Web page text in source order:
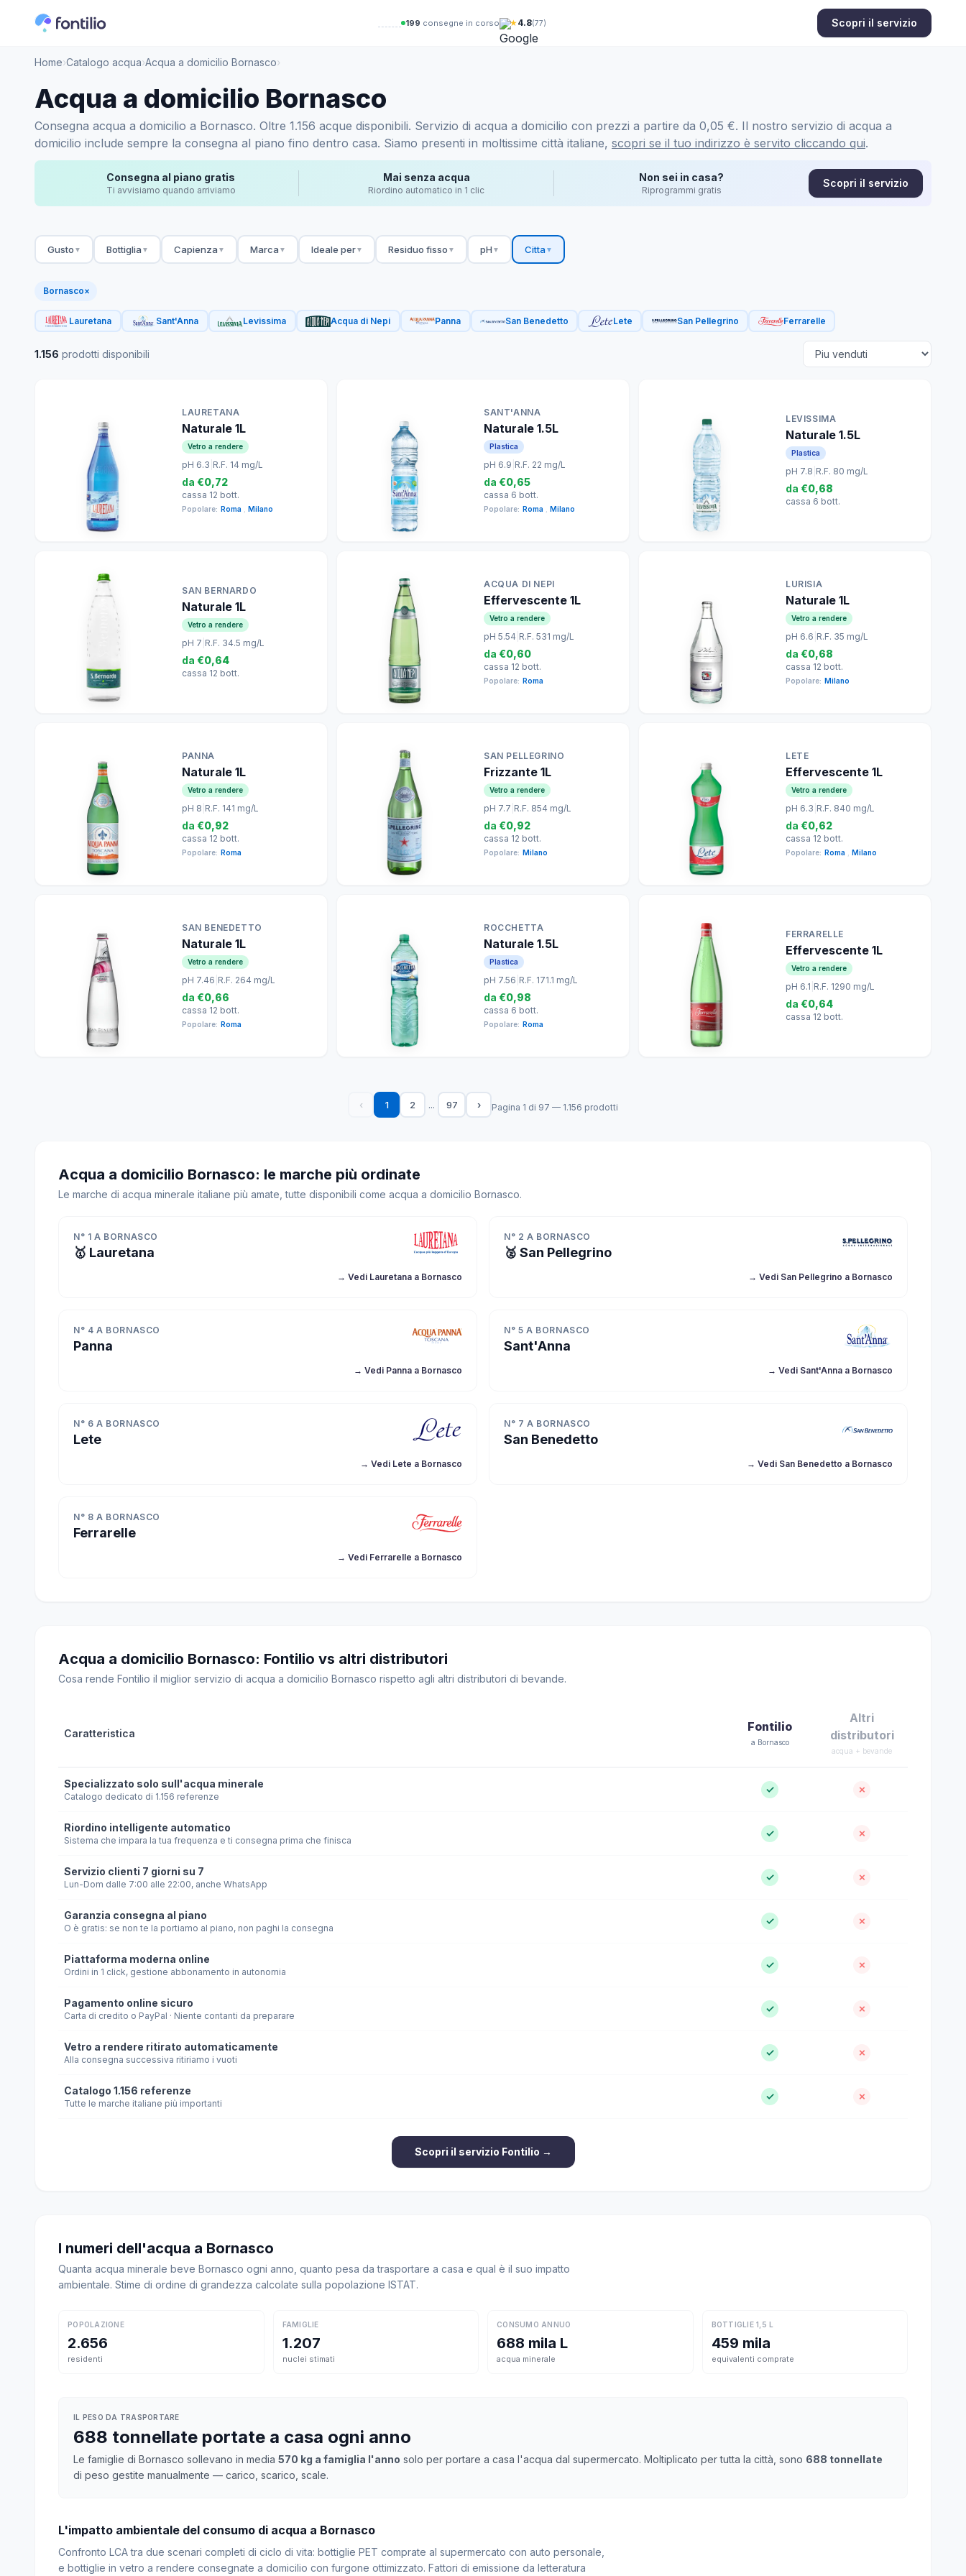
200 consegne in corso ★4.8(77) Scopri il servizio
Home›Catalogo acqua›Acqua a domicilio Bornasco›
Acqua a domicilio Bornasco
Consegna acqua a domicilio a Bornasco. Oltre 1.156 acque disponibili. Servizio di acqua a domicilio con prezzi a partire da 0,05 €. Il nostro servizio di acqua a
domicilio include sempre la consegna al piano fino dentro casa. Siamo presenti in moltissime città italiane, scopri se il tuo indirizzo è servito cliccando qui.
Consegna al piano gratis
Ti avvisiamo quando arriviamo
Mai senza acqua
Riordino automatico in 1 clic
Non sei in casa?
Riprogrammi gratis
Scopri il servizio
Gusto ▼ Bottiglia ▼ Capienza ▼ Marca ▼ Ideale per▼ Residuo fisso ▼ pH ▼ Citta▼
Bornasco×
Lauretana Sant'Anna Levissima Acqua di Nepi Panna San Benedetto Lete San Pellegrino Ferrarelle
1.156 prodotti disponibili
LAURETANA
Naturale 1L
Vetro a rendere
pH 6.3 R.F. 14 mg/L
da €0,72
cassa 12 bott.
Popolare: Roma Milano
SANT'ANNA
Naturale 1.5L
Plastica
pH 6.9 R.F. 22 mg/L
da €0,65
cassa 6 bott.
Popolare: Roma Milano
LEVISSIMA
Naturale 1.5L
Plastica
pH 7.8 R.F. 80 mg/L
da €0,68
cassa 6 bott.
SAN BERNARDO
Naturale 1L
Vetro a rendere
pH 7 R.F. 34.5 mg/L
da €0,64
cassa 12 bott.
ACQUA DI NEPI
Effervescente 1L
Vetro a rendere
pH 5.54 R.F. 531 mg/L
da €0,60
cassa 12 bott.
Popolare: Roma
LURISIA
Naturale 1L
Vetro a rendere
pH 6.6 R.F. 35 mg/L
da €0,68
cassa 12 bott.
Popolare: Milano
PANNA
Naturale 1L
Vetro a rendere
pH 8 R.F. 141 mg/L
da €0,92
cassa 12 bott.
Popolare: Roma
SAN PELLEGRINO
Frizzante 1L
Vetro a rendere
pH 7.7 R.F. 854 mg/L
da €0,92
cassa 12 bott.
Popolare: Milano
LETE
Effervescente 1L
Vetro a rendere
pH 6.3 R.F. 840 mg/L
da €0,62
cassa 12 bott.
Popolare: Roma Milano
SAN BENEDETTO
Naturale 1L
Vetro a rendere
pH 7.46 R.F. 264 mg/L
da €0,66
cassa 12 bott.
Popolare: Roma
ROCCHETTA
Naturale 1.5L
Plastica
pH 7.56 R.F. 171.1 mg/L
da €0,98
cassa 6 bott.
Popolare: Roma
FERRARELLE
Effervescente 1L
Vetro a rendere
pH 6.1 R.F. 1290 mg/L
da €0,64
cassa 12 bott.
‹ 1 2 ... 97 › Pagina 1 di 97 — 1.156 prodotti
Acqua a domicilio Bornasco: le marche più ordinate
Le marche di acqua minerale italiane più amate, tutte disponibili come acqua a domicilio Bornasco.
N° 1 A BORNASCO
🥇 Lauretana
→ Vedi Lauretana a Bornasco
N° 2 A BORNASCO
🥈 San Pellegrino
→ Vedi San Pellegrino a Bornasco
N° 4 A BORNASCO
Panna
→ Vedi Panna a Bornasco
N° 5 A BORNASCO
Sant'Anna
→ Vedi Sant'Anna a Bornasco
N° 6 A BORNASCO
Lete
→ Vedi Lete a Bornasco
N° 7 A BORNASCO
San Benedetto
→ Vedi San Benedetto a Bornasco
N° 8 A BORNASCO
Ferrarelle
→ Vedi Ferrarelle a Bornasco
Acqua a domicilio Bornasco: Fontilio vs altri distributori
Cosa rende Fontilio il miglior servizio di acqua a domicilio Bornasco rispetto agli altri distributori di bevande.
Caratteristica Fontilio
a Bornasco
Altri
distributori
acqua + bevande
Specializzato solo sull'acqua minerale
Catalogo dedicato di 1.156 referenze
✓ ✗
Riordino intelligente automatico
Sistema che impara la tua frequenza e ti consegna prima che finisca
✓ ✗
Servizio clienti 7 giorni su 7
Lun-Dom dalle 7:00 alle 22:00, anche WhatsApp
✓ ✗
Garanzia consegna al piano
O è gratis: se non te la portiamo al piano, non paghi la consegna
✓ ✗
Piattaforma moderna online
Ordini in 1 click, gestione abbonamento in autonomia
✓ ✗
Pagamento online sicuro
Carta di credito o PayPal · Niente contanti da preparare
✓ ✗
Vetro a rendere ritirato automaticamente
Alla consegna successiva ritiriamo i vuoti
✓ ✗
Catalogo 1.156 referenze
Tutte le marche italiane più importanti
✓ ✗
Scopri il servizio Fontilio →
I numeri dell'acqua a Bornasco
Quanta acqua minerale beve Bornasco ogni anno, quanto pesa da trasportare a casa e qual è il suo impatto
ambientale. Stime di ordine di grandezza calcolate sulla popolazione ISTAT.
POPOLAZIONE
2.656
residenti
FAMIGLIE
1.207
nuclei stimati
CONSUMO ANNUO
688 mila L
acqua minerale
BOTTIGLIE 1,5 L
459 mila
equivalenti comprate
IL PESO DA TRASPORTARE
688 tonnellate portate a casa ogni anno
Le famiglie di Bornasco sollevano in media 570 kg a famiglia l'anno solo per portare a casa l'acqua dal supermercato. Moltiplicato per tutta la città, sono 688 tonnellate
di peso gestite manualmente — carico, scarico, scale.
L'impatto ambientale del consumo di acqua a Bornasco
Confronto LCA tra due scenari completi di ciclo di vita: bottiglie PET comprate al supermercato con auto personale,
e bottiglie in vetro a rendere consegnate a domicilio con furgone ottimizzato. Fattori di emissione da letteratura